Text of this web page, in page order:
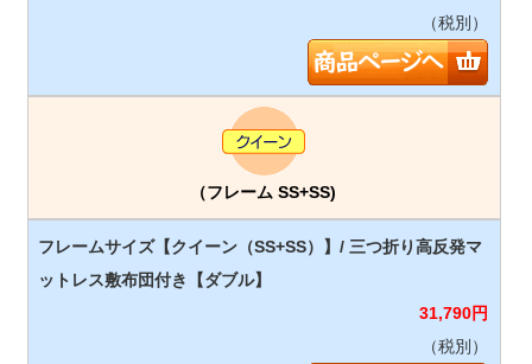
（税別）
（フレーム SS+SS)
31,790円
（税別）